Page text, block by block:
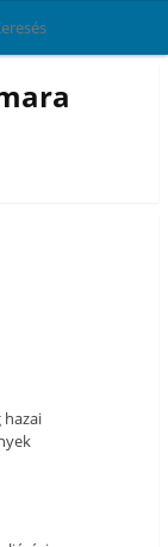
hazai